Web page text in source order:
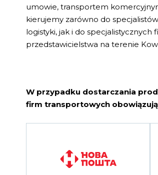
umowie, transportem
kierujemy zarówno do
logistyki, jak i do
przedstawicielstwa na terenie
W przypadku dostarczania
firm transportowych